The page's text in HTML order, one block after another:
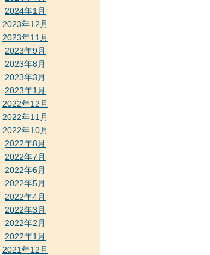
2024年1月
2023年12月
2023年11月
2023年9月
2023年8月
2023年3月
2023年1月
2022年12月
2022年11月
2022年10月
2022年8月
2022年7月
2022年6月
2022年5月
2022年4月
2022年3月
2022年2月
2022年1月
2021年12月